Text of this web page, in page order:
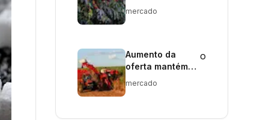
alta devido à
mercado
Aumento da
oferta mantém
preço do etanol
mercado
o